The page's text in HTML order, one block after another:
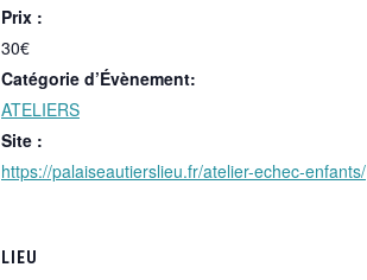
Prix :
30€
Catégorie d’Évènement:
ATELIERS
Site :
https://palaiseautierslieu.fr/atelier-echec-enfants/
LIEU